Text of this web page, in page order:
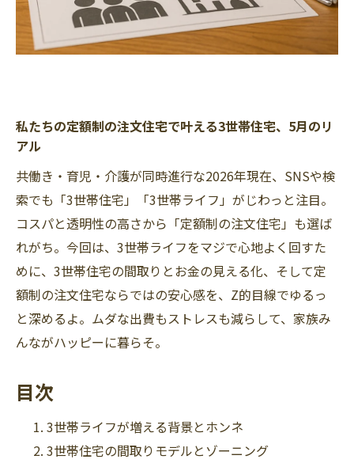
私たちの定額制の注文住宅で叶える3世帯住宅、5月のリ
アル
共働き・育児・介護が同時進行な2026年現在、SNSや検
索でも「3世帯住宅」「3世帯ライフ」がじわっと注目。
コスパと透明性の高さから「定額制の注文住宅」も選ば
れがち。今回は、3世帯ライフをマジで心地よく回すた
めに、3世帯住宅の間取りとお金の見える化、そして定
額制の注文住宅ならではの安心感を、Z的目線でゆるっ
と深めるよ。ムダな出費もストレスも減らして、家族み
んながハッピーに暮らそ。
目次
3世帯ライフが増える背景とホンネ
3世帯住宅の間取りモデルとゾーニング